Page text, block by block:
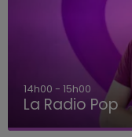
14h00 - 15h00
La Radio Pop